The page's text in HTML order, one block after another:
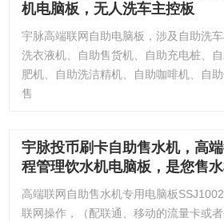
机电脑板，无人洗车主控板
宇脉高端联网自助电脑板，涉及自助洗
洗衣液机、自助售货机、自助充电桩、
肥机、自助洗洁精机、自助咖啡机、自
售
宇脉投币刷卡自助售水机，高
程管理饮水机电脑板，是您售
高端联网自助售水机专用电脑板
联网操作，（配联通、移动的流量卡或